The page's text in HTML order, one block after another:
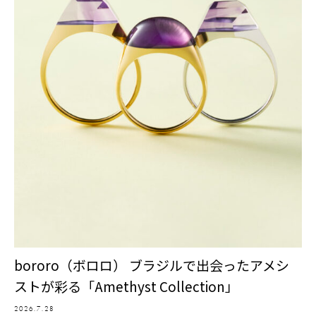
bororo（ボロロ） ブラジルで出会ったアメシ
ストが彩る「Amethyst Collection」
2026.7.28